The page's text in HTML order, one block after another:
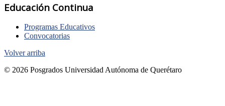
Educación Continua
Programas Educativos
Convocatorias
Volver arriba
© 2026 Posgrados Universidad Autónoma de Querétaro